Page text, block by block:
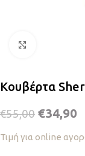
Κλικ για
Κουβέρτα
€55,00 €34,90
Τιμή για online